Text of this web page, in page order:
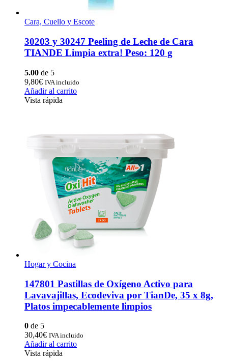
Cara, Cuello y Escote
30203 y 30247 Peeling de Leche de Cara
TIANDE Limpia extra! Peso: 120 g
5.00 de 5
9,80€ IVA incluido
Añadir al carrito
Vista rápida
Hogar y Cocina
147801 Pastillas de Oxígeno Activo para
Lavavajillas, Ecodeviva por TianDe, 35 x 8g,
Platos impecablemente limpios
0 de 5
30,40€ IVA incluido
Añadir al carrito
Vista rápida